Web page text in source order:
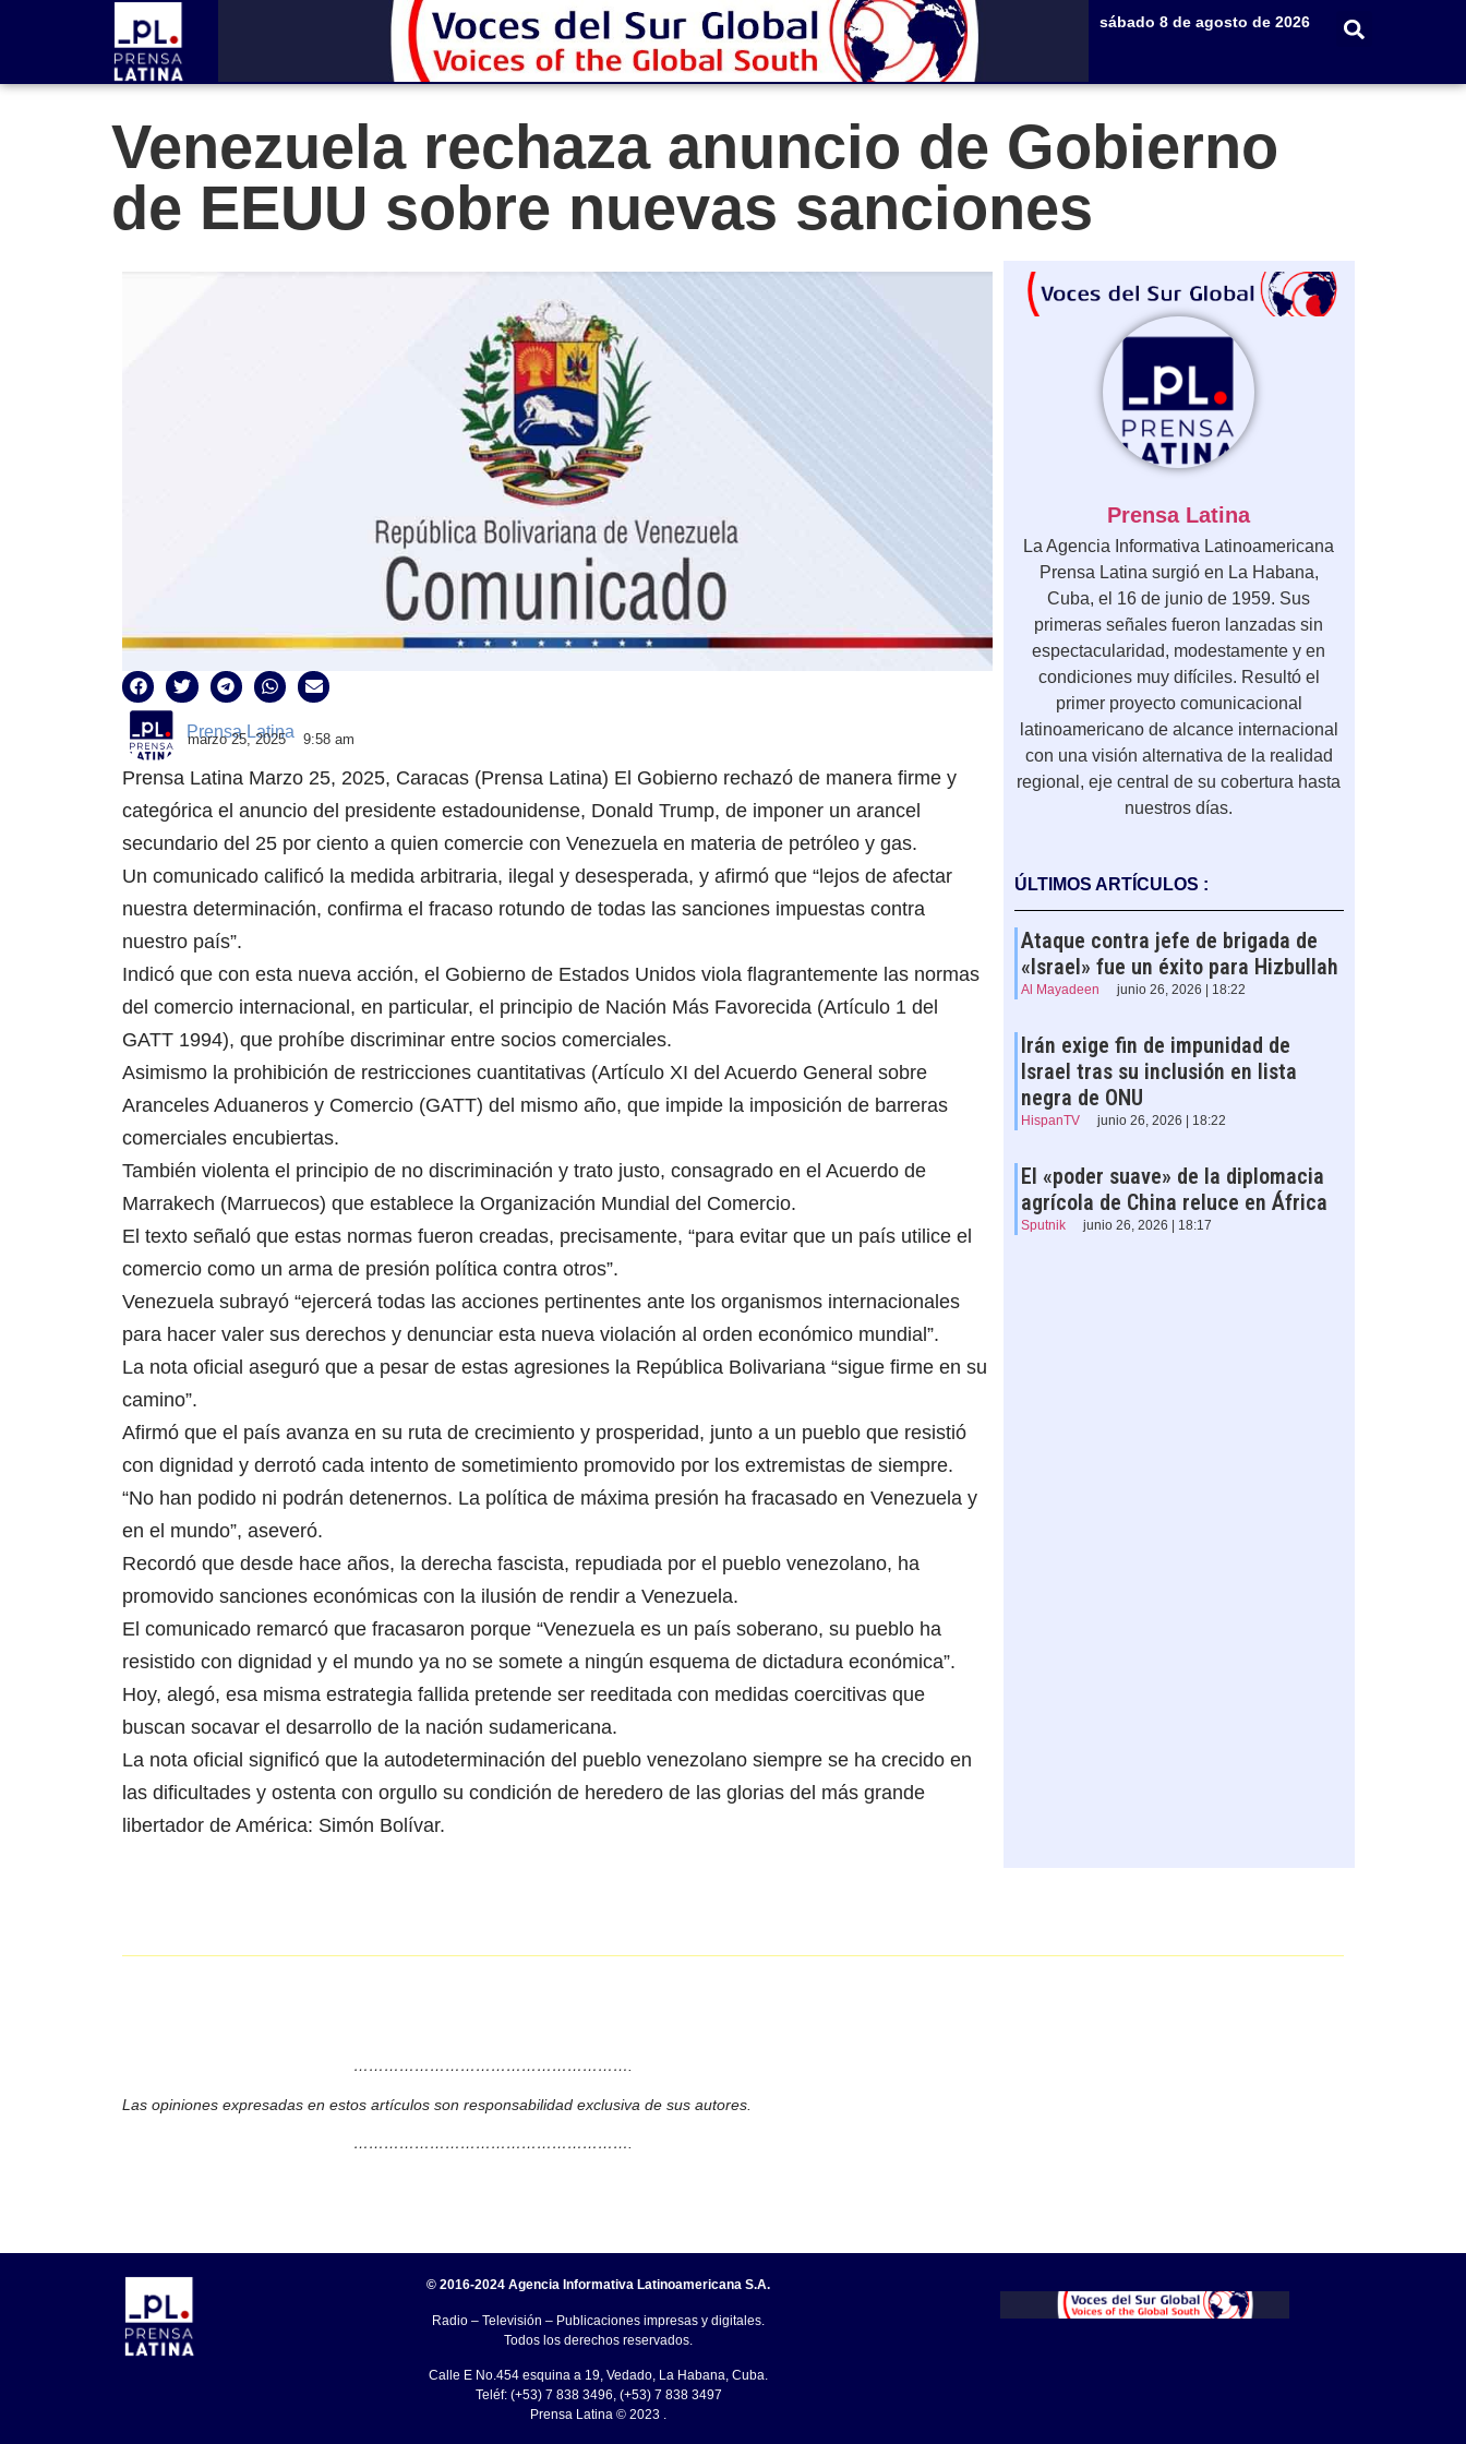
sábado 8 de agosto de 2026
Venezuela rechaza anuncio de Gobierno
de EEUU sobre nuevas sanciones
Prensa Latina
marzo 25, 2025 9:58 am
Prensa Latina Marzo 25, 2025, Caracas (Prensa Latina) El Gobierno rechazó de manera firme y
categórica el anuncio del presidente estadounidense, Donald Trump, de imponer un arancel
secundario del 25 por ciento a quien comercie con Venezuela en materia de petróleo y gas.
Un comunicado calificó la medida arbitraria, ilegal y desesperada, y afirmó que “lejos de afectar
nuestra determinación, confirma el fracaso rotundo de todas las sanciones impuestas contra
nuestro país”.
Indicó que con esta nueva acción, el Gobierno de Estados Unidos viola flagrantemente las normas
del comercio internacional, en particular, el principio de Nación Más Favorecida (Artículo 1 del
GATT 1994), que prohíbe discriminar entre socios comerciales.
Asimismo la prohibición de restricciones cuantitativas (Artículo XI del Acuerdo General sobre
Aranceles Aduaneros y Comercio (GATT) del mismo año, que impide la imposición de barreras
comerciales encubiertas.
También violenta el principio de no discriminación y trato justo, consagrado en el Acuerdo de
Marrakech (Marruecos) que establece la Organización Mundial del Comercio.
El texto señaló que estas normas fueron creadas, precisamente, “para evitar que un país utilice el
comercio como un arma de presión política contra otros”.
Venezuela subrayó “ejercerá todas las acciones pertinentes ante los organismos internacionales
para hacer valer sus derechos y denunciar esta nueva violación al orden económico mundial”.
La nota oficial aseguró que a pesar de estas agresiones la República Bolivariana “sigue firme en su
camino”.
Afirmó que el país avanza en su ruta de crecimiento y prosperidad, junto a un pueblo que resistió
con dignidad y derrotó cada intento de sometimiento promovido por los extremistas de siempre.
“No han podido ni podrán detenernos. La política de máxima presión ha fracasado en Venezuela y
en el mundo”, aseveró.
Recordó que desde hace años, la derecha fascista, repudiada por el pueblo venezolano, ha
promovido sanciones económicas con la ilusión de rendir a Venezuela.
El comunicado remarcó que fracasaron porque “Venezuela es un país soberano, su pueblo ha
resistido con dignidad y el mundo ya no se somete a ningún esquema de dictadura económica”.
Hoy, alegó, esa misma estrategia fallida pretende ser reeditada con medidas coercitivas que
buscan socavar el desarrollo de la nación sudamericana.
La nota oficial significó que la autodeterminación del pueblo venezolano siempre se ha crecido en
las dificultades y ostenta con orgullo su condición de heredero de las glorias del más grande
libertador de América: Simón Bolívar.
Prensa Latina
La Agencia Informativa Latinoamericana
Prensa Latina surgió en La Habana,
Cuba, el 16 de junio de 1959. Sus
primeras señales fueron lanzadas sin
espectacularidad, modestamente y en
condiciones muy difíciles. Resultó el
primer proyecto comunicacional
latinoamericano de alcance internacional
con una visión alternativa de la realidad
regional, eje central de su cobertura hasta
nuestros días.
ÚLTIMOS ARTÍCULOS :
Ataque contra jefe de brigada de
«Israel» fue un éxito para Hizbullah
Al Mayadeen junio 26, 2026 | 18:22
Irán exige fin de impunidad de
Israel tras su inclusión en lista
negra de ONU
HispanTV junio 26, 2026 | 18:22
El «poder suave» de la diplomacia
agrícola de China reluce en África
Sputnik junio 26, 2026 | 18:17
……………………………………………….
Las opiniones expresadas en estos artículos son responsabilidad exclusiva de sus autores.
……………………………………………….
© 2016-2024 Agencia Informativa Latinoamericana S.A.
Radio – Televisión – Publicaciones impresas y digitales.
Todos los derechos reservados.
Calle E No.454 esquina a 19, Vedado, La Habana, Cuba.
Teléf: (+53) 7 838 3496, (+53) 7 838 3497
Prensa Latina © 2023 .